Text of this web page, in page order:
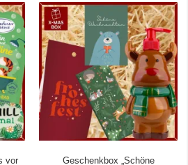
vor
Geschenkbox „Schöne